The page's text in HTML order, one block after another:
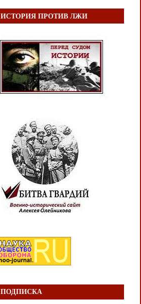
ИСТОРИЯ ПРОТИВ ЛЖИ
ПОДПИСКА